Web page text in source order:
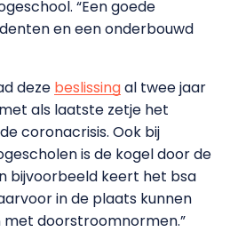
“Een goede
en een onderbouwd
deze beslissingal twee jaar
als laatste zetje het
coronacrisis. Ook bij
is de kogel door de
bijvoorbeeld keert het bsa
in de plaats kunnen
doorstroomnormen.”